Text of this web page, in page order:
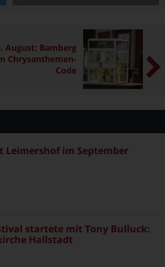
August: Bamberg
Chrysanthemen-
Code
Leimershof im September
startete mit Tony Bulluck:
Hallstadt